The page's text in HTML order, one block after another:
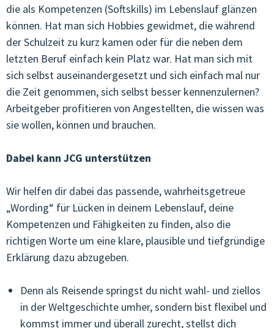
die als Kompetenzen (Softskills) im Lebenslauf glänzen
können. Hat man sich Hobbies gewidmet, die während
der Schulzeit zu kurz kamen oder für die neben dem
letzten Beruf einfach kein Platz war. Hat man sich mit
sich selbst auseinandergesetzt und sich einfach mal nur
die Zeit genommen, sich selbst besser kennenzulernen?
Arbeitgeber profitieren von Angestellten, die wissen was
sie wollen, können und brauchen.
Dabei kann JCG unterstützen
Wir helfen dir dabei das passende, wahrheitsgetreue
„Wording“ für Lücken in deinem Lebenslauf, deine
Kompetenzen und Fähigkeiten zu finden, also die
richtigen Worte um eine klare, plausible und tiefgründige
Erklärung dazu abzugeben.
Denn als Reisende springst du nicht wahl- und ziellos
in der Weltgeschichte umher, sondern bist flexibel und
kommst immer und überall zurecht, stellst dich